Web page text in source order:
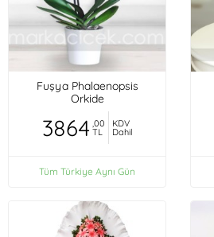
Fuşya Phalaenopsis
Orkide
3864 ,00
TL
KDV
Dahil
Tüm Türkiye Aynı Gün